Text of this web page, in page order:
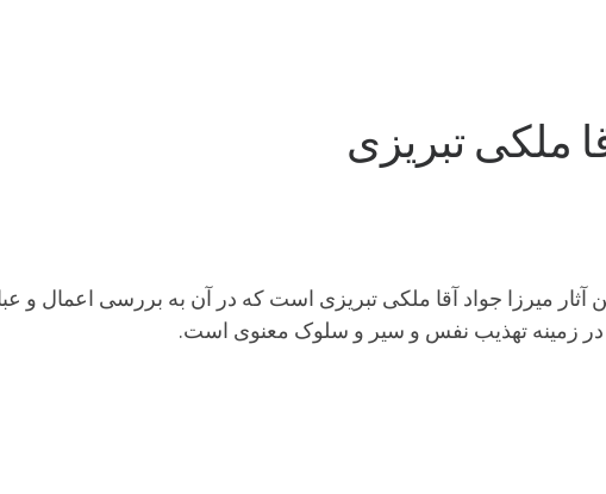
ملکی تبریزی
آثار میرزا جواد آقا ملکی تبریزی است که در آن به بررسی
زمینه تهذیب نفس و سیر و سلوک معنوی است.